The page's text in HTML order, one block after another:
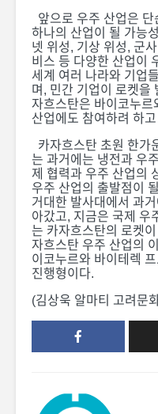
앞으로 우주 산업은
하나의 산업이 될 가능
넷 위성, 기상 위성, 군
비스 등 다양한 산업이
세계 여러 나라와 기업
며, 민간 기업이 로켓을
자흐스탄은 바이코누르
산업에도 참여하려 하
카자흐스탄 초원 한가
는 과거에는 냉전과 우
제 협력과 우주 산업의
우주 산업의 출발점이
거대한 발사대에서 과
아갔고, 지금은 국제 우
는 카자흐스탄의 로켓
자흐스탄 우주 산업의
이코누르와 바이테렉
진행형이다.
(김상욱 알마티 고려문